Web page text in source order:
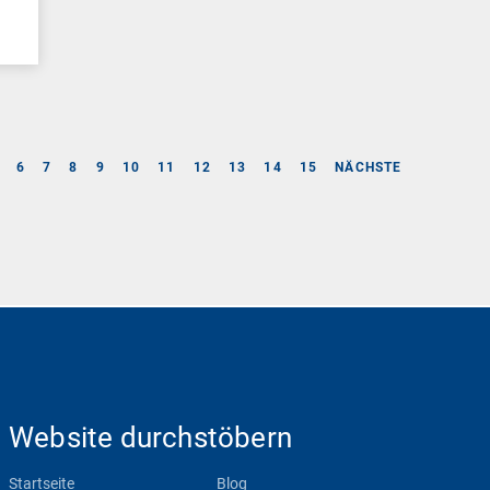
6 7 8 9 10 11 12 13 14 15 NÄCHSTE
Website durchstöbern
Startseite Blog